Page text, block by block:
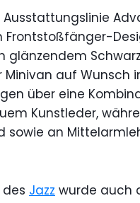
glänzendem
auf Wunsch
über eine
Kunstleder,
sowie an
Jazz wurde auch